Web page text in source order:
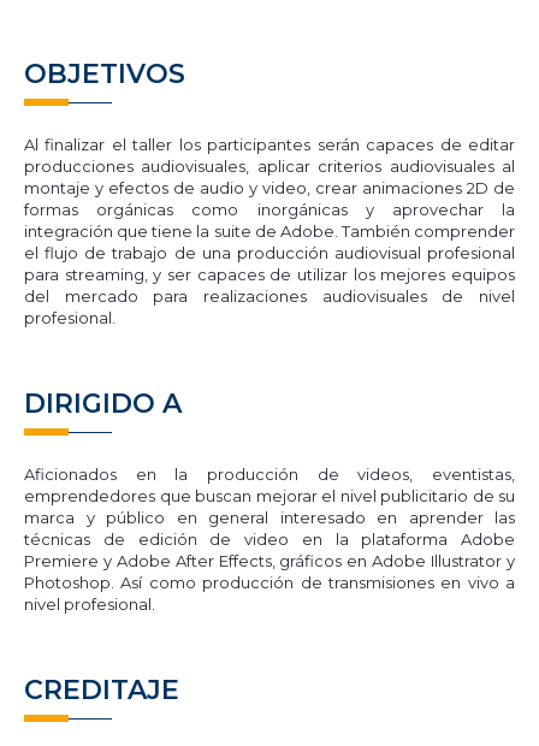
OBJETIVOS
Al finalizar el taller los participantes serán capaces de editar
producciones audiovisuales, aplicar criterios audiovisuales al
montaje y efectos de audio y video, crear animaciones 2D de
formas orgánicas como inorgánicas y aprovechar la
integración que tiene la suite de Adobe. También comprender
el flujo de trabajo de una producción audiovisual profesional
para streaming, y ser capaces de utilizar los mejores equipos
del mercado para realizaciones audiovisuales de nivel
profesional.
DIRIGIDO A
Aficionados en la producción de videos, eventistas,
emprendedores que buscan mejorar el nivel publicitario de su
marca y público en general interesado en aprender las
técnicas de edición de video en la plataforma Adobe
Premiere y Adobe After Effects, gráficos en Adobe Illustrator y
Photoshop. Así como producción de transmisiones en vivo a
nivel profesional.
CREDITAJE